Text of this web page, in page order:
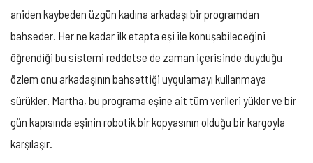
aniden kaybeden üzgün kadına arkadaşı bir programdan
bahseder. Her ne kadar ilk etapta eşi ile konuşabileceğini
öğrendiği bu sistemi reddetse de zaman içerisinde duyduğu
özlem onu arkadaşının bahsettiği uygulamayı kullanmaya
sürükler. Martha, bu programa eşine ait tüm verileri yükler ve bir
gün kapısında eşinin robotik bir kopyasının olduğu bir kargoyla
karşılaşır.